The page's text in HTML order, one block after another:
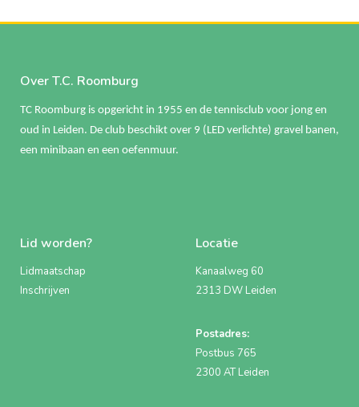
Over T.C. Roomburg
TC Roomburg is opgericht in 1955 en de tennisclub voor jong en
oud in Leiden. De club beschikt over 9 (LED verlichte) gravel banen,
een minibaan en een oefenmuur.
Lid worden?
Lidmaatschap
Inschrijven
Locatie
Kanaalweg 60
2313 DW Leiden
Postadres:
Postbus 765
2300 AT Leiden